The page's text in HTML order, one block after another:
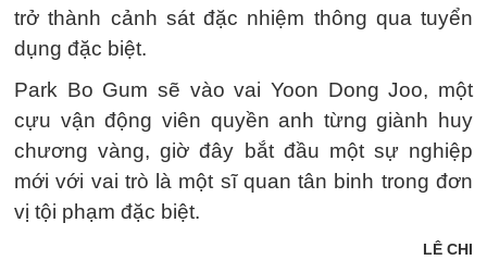
trở thành cảnh sát đặc nhiệm thông qua tuyển
dụng đặc biệt.
Park Bo Gum sẽ vào vai Yoon Dong Joo, một
cựu vận động viên quyền anh từng giành huy
chương vàng, giờ đây bắt đầu một sự nghiệp
mới với vai trò là một sĩ quan tân binh trong đơn
vị tội phạm đặc biệt.
LÊ CHI